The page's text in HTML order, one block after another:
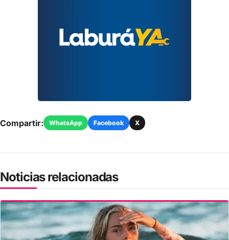
Compartir: WhatsApp Facebook X
Noticias relacionadas